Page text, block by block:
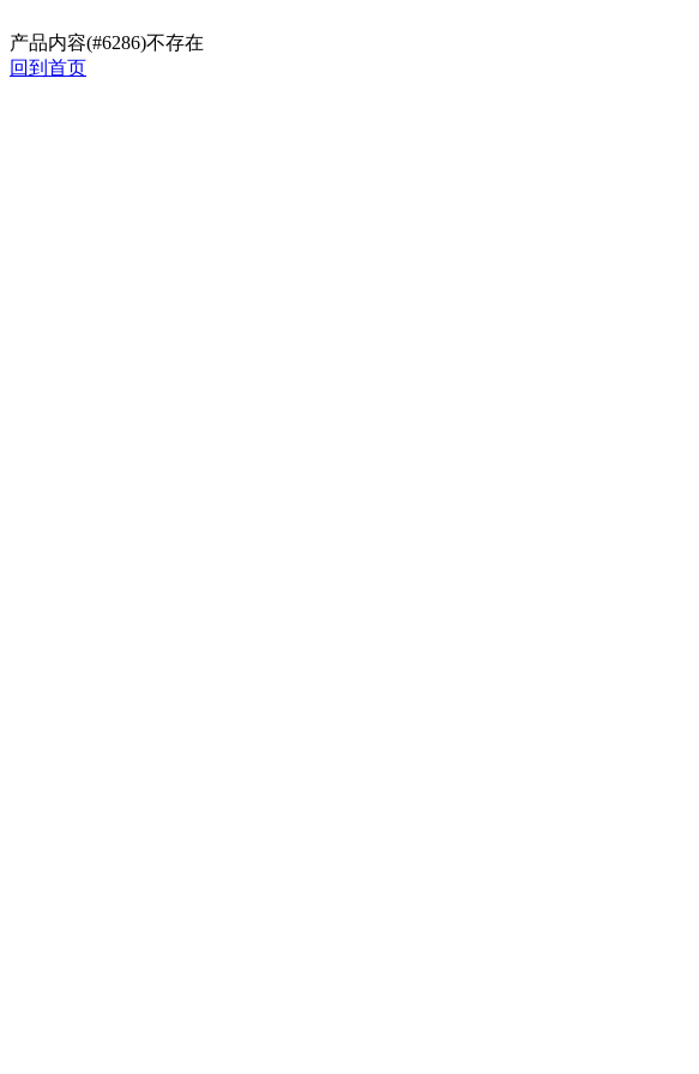
产品内容(#6286)不存在
回到首页